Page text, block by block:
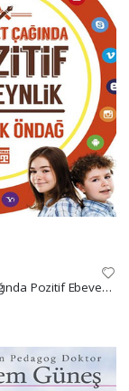
İnternet Çağında Pozitif Ebeveynlik